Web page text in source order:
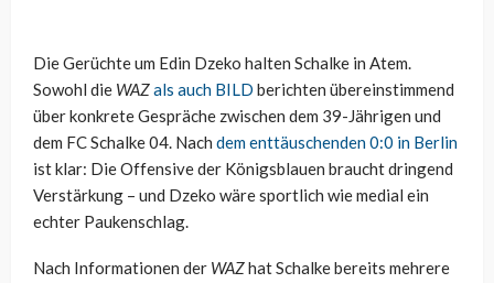
Die Gerüchte um Edin Dzeko halten Schalke in Atem.
Sowohl die WAZals auch BILD berichten übereinstimmend
über konkrete Gespräche zwischen dem 39-Jährigen und
dem FC Schalke 04. Nach dem enttäuschenden 0:0 in Berlin
ist klar: Die Offensive der Königsblauen braucht dringend
Verstärkung – und Dzeko wäre sportlich wie medial ein
echter Paukenschlag.
Nach Informationen der WAZhat Schalke bereits mehrere